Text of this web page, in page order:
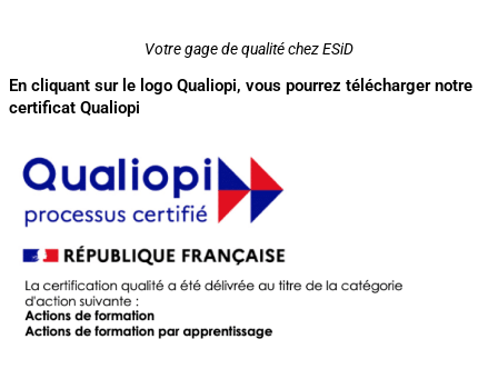
Votre gage de qualité chez ESiD
En cliquant sur le logo Qualiopi, vous pourrez télécharger notre
certificat Qualiopi